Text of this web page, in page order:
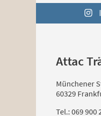
Attac
Münchener
60329
Tel.: 069 900